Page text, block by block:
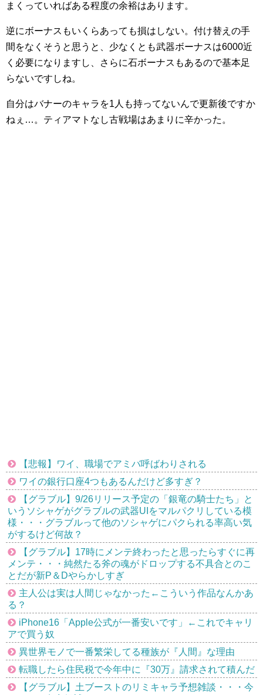
まくっていればある程度の余裕はあります。
逆にボーナスもいくらあっても損はしない。付け替えの手
間をなくそうと思うと、少なくとも武器ボーナスは6000近
く必要になりますし、さらに石ボーナスもあるので基本足
らないですしね。
自分はバナーのキャラを1人も持ってないんで更新後ですか
ねぇ…。ティアマトなし古戦場はあまりに辛かった。
【悲報】ワイ、職場でアミバ呼ばわりされる
ワイの銀行口座4つもあるんだけど多すぎ？
【グラブル】9/26リリース予定の「銀竜の騎士たち」と
いうソシャゲがグラブルの武器UIをマルパクリしている模
様・・・グラブルって他のソシャゲにパクられる率高い気
がするけど何故？
【グラブル】17時にメンテ終わったと思ったらすぐに再
メンテ・・・純然たる斧の魂がドロップする不具合とのこ
とだが新P＆Dやらかしすぎ
主人公は実は人間じゃなかった←こういう作品なんかあ
る？
iPhone16「Apple公式が一番安いです」←これでキャリ
アで買う奴
異世界モノで一番繁栄してる種族が『人間』な理由
転職したら住民税で今年中に『30万』請求されて積んだ
【グラブル】土ブーストのリミキャラ予想雑談・・・今